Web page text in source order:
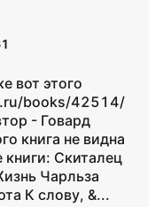
вот этого
books/42514/
- Говард
книга не видна
Скиталец
Чарльза
К слову, &...